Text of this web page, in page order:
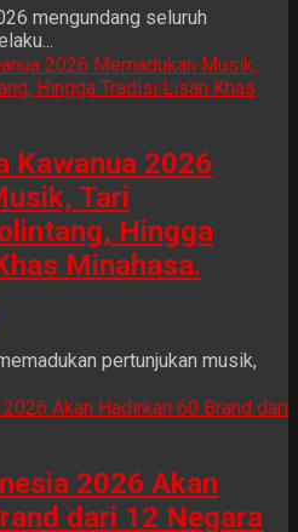
mengundang seluruh
Kawanua 2026
Tari
Hingga
Minahasa.
pertunjukan musik,
2026 Akan
dari 12 Negara